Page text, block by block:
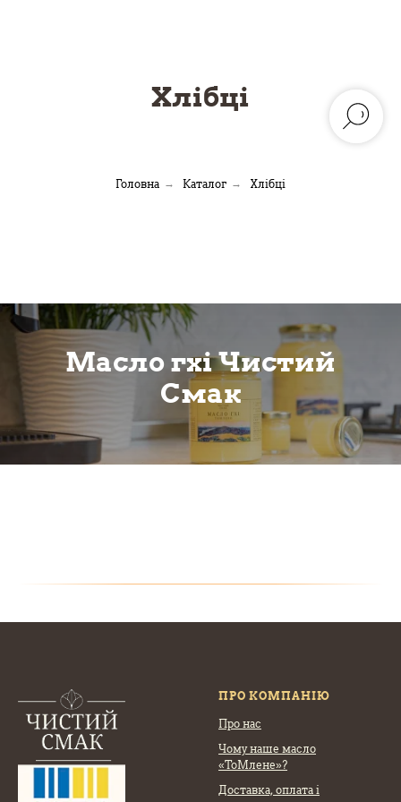
Хлібці
Головна → Каталог → Хлібці
Масло гхі Чистий
Смак
ПРО КОМПАНІЮ
Про нас
Чому наше масло
«ТоМлене»?
Доставка, оплата і